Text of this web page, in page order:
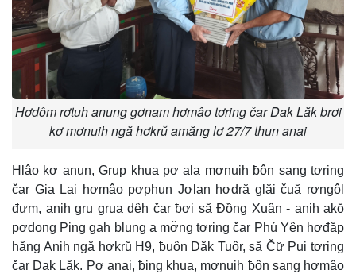
Hơdôm rơtuh anung gơnam hơmâo tơring čar Dak Lăk brơi
kơ mơnuih ngă hơkrŭ amăng lơ 27/7 thun anai
Hlâo kơ anun, Grup khua pơ ala mơnuih ƀôn sang tơring
čar Gia Lai hơmâo pơphun Jơlan hơdră glăi čuă rơngôl
đưm, anih gru grua dêh čar ƀơi să Đồng Xuân - anih akŏ
pơdong Ping gah blung a mơ̆ng tơring čar Phú Yên hơđăp
hăng Anih ngă hơkrŭ H9, ƀuôn Dăk Tuôr, să Čư̆ Pui tơring
čar Dak Lăk. Pơ anai, ƀing khua, mơnuih ƀôn sang hơmâo